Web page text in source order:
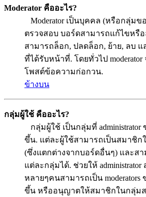
Moderator คืออะไร?
Moderator เป็นบุคคล (หรือกลุ่ม
ตรวจสอบ บอร์ดสามารถแก้ไขหรื
สามารถล็อก, ปลดล็อก, ย้าย, ลบ
ที่ได้รับหน้าที่. โดยทั่วไป
โพสต์ข้อความก่อกวน.
ข้างบน
กลุ่มผู้ใช้ คืออะไร?
กลุ่มผู้ใช้ เป็นกลุ่มที่
ขึ้น. แต่ละผู้ใช้สามารถเป็นสมาชิ
(ซึ่งแตกต่างจากบอร์ดอื่นๆ) และส
แต่ละกลุ่มได้. ช่วยให้
หลายๆคนสามารถเป็น moderators
ขึ้น หรืออนุญาตให้สมาชิกในกลุ่มส